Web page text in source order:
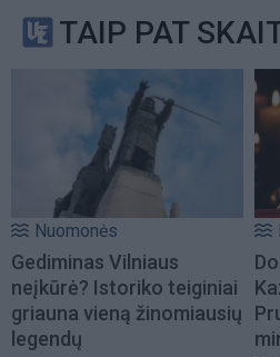
TAIP PAT
Nuomonės
Gediminas Vilniaus
neįkūrė? Istoriko teiginiai
griauna vieną žinomiausių
legendų